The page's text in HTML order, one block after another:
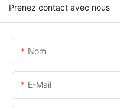
Prenez contact avec nous
Nom
E-Mail